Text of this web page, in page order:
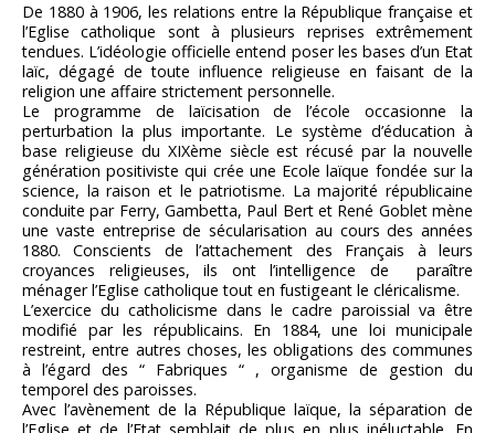
De 1880 à 1906, les relations entre la République française et
l’Eglise catholique sont à plusieurs reprises extrêmement
tendues. L’idéologie officielle entend poser les bases d’un Etat
laïc, dégagé de toute influence religieuse en faisant de la
religion une affaire strictement personnelle.
Le programme de laïcisation de l’école occasionne la
perturbation la plus importante. Le système d’éducation à
base religieuse du XIXème siècle est récusé par la nouvelle
génération positiviste qui crée une Ecole laïque fondée sur la
science, la raison et le patriotisme. La majorité républicaine
conduite par Ferry, Gambetta, Paul Bert et René Goblet mène
une vaste entreprise de sécularisation au cours des années
1880. Conscients de l’attachement des Français à leurs
croyances religieuses, ils ont l’intelligence de paraître
ménager l’Eglise catholique tout en fustigeant le cléricalisme.
L’exercice du catholicisme dans le cadre paroissial va être
modifié par les républicains. En 1884, une loi municipale
restreint, entre autres choses, les obligations des communes
à l’égard des “ Fabriques “ , organisme de gestion du
temporel des paroisses.
Avec l’avènement de la République laïque, la séparation de